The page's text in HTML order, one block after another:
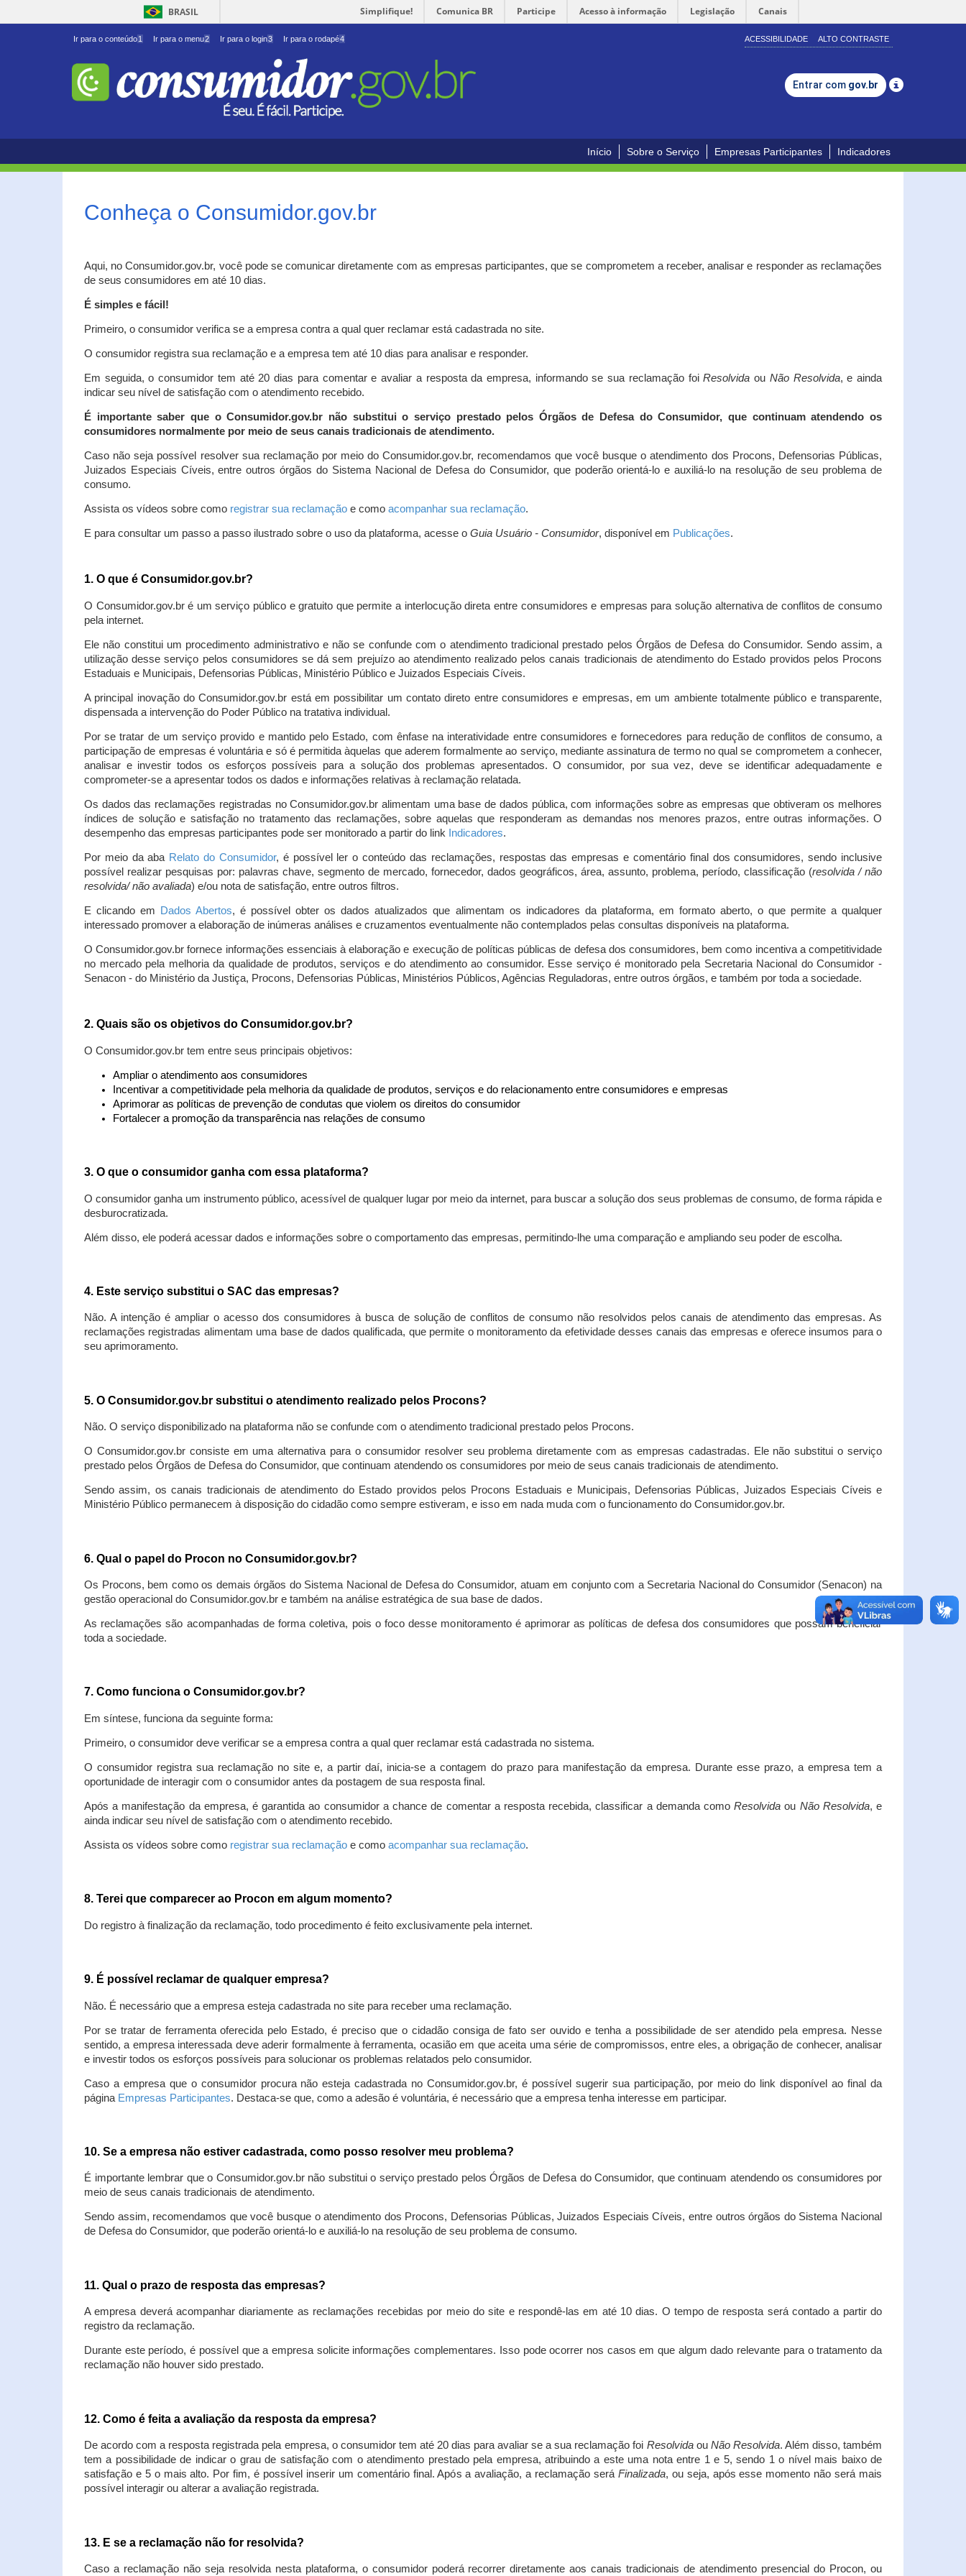
BRASIL Simplifique! Comunica BR Participe Acesso à informação Legislação Canais
Ir para o conteúdo1 Ir para o menu2 Ir para o login3 Ir para o rodapé4 ACESSIBILIDADE ALTO CONTRASTE
Entrar com gov.br
Início Sobre o Serviço Empresas Participantes Indicadores
Conheça o Consumidor.gov.br
Aqui, no Consumidor.gov.br, você pode se comunicar diretamente com as empresas participantes, que se comprometem a receber, analisar e responder as reclamações
de seus consumidores em até 10 dias.
É simples e fácil!
Primeiro, o consumidor verifica se a empresa contra a qual quer reclamar está cadastrada no site.
O consumidor registra sua reclamação e a empresa tem até 10 dias para analisar e responder.
Em seguida, o consumidor tem até 20 dias para comentar e avaliar a resposta da empresa, informando se sua reclamação foiResolvida ou Não Resolvida, e ainda
indicar seu nível de satisfação com o atendimento recebido.
É importante saber que o Consumidor.gov.br não substitui o serviço prestado pelos Órgãos de Defesa do Consumidor, que continuam atendendo os
consumidores normalmente por meio de seus canais tradicionais de atendimento.
Caso não seja possível resolver sua reclamação por meio do Consumidor.gov.br, recomendamos que você busque o atendimento dos Procons, Defensorias Públicas,
Juizados Especiais Cíveis, entre outros órgãos do Sistema Nacional de Defesa do Consumidor, que poderão orientá-lo e auxiliá-lo na resolução de seu problema de
consumo.
Assista os vídeos sobre como registrar sua reclamação e como acompanhar sua reclamação.
E para consultar um passo a passo ilustrado sobre o uso da plataforma, acesse o Guia Usuário - Consumidor, disponível em Publicações.
1. O que é Consumidor.gov.br?
O Consumidor.gov.br é um serviço público e gratuito que permite a interlocução direta entre consumidores e empresas para solução alternativa de conflitos de consumo
pela internet.
Ele não constitui um procedimento administrativo e não se confunde com o atendimento tradicional prestado pelos Órgãos de Defesa do Consumidor. Sendo assim, a
utilização desse serviço pelos consumidores se dá sem prejuízo ao atendimento realizado pelos canais tradicionais de atendimento do Estado providos pelos Procons
Estaduais e Municipais, Defensorias Públicas, Ministério Público e Juizados Especiais Cíveis.
A principal inovação do Consumidor.gov.br está em possibilitar um contato direto entre consumidores e empresas, em um ambiente totalmente público e transparente,
dispensada a intervenção do Poder Público na tratativa individual.
Por se tratar de um serviço provido e mantido pelo Estado, com ênfase na interatividade entre consumidores e fornecedores para redução de conflitos de consumo, a
participação de empresas é voluntária e só é permitida àquelas que aderem formalmente ao serviço, mediante assinatura de termo no qual se comprometem a conhecer,
analisar e investir todos os esforços possíveis para a solução dos problemas apresentados. O consumidor, por sua vez, deve se identificar adequadamente e
comprometer-se a apresentar todos os dados e informações relativas à reclamação relatada.
Os dados das reclamações registradas no Consumidor.gov.br alimentam uma base de dados pública, com informações sobre as empresas que obtiveram os melhores
índices de solução e satisfação no tratamento das reclamações, sobre aquelas que responderam as demandas nos menores prazos, entre outras informações. O
desempenho das empresas participantes pode ser monitorado a partir do link
Indicadores.
Por meio da aba Relato do Consumidor, é possível ler o conteúdo das reclamações, respostas das empresas e comentário final dos consumidores, sendo inclusive
possível realizar pesquisas por: palavras chave, segmento de mercado, fornecedor, dados geográficos, área, assunto, problema, período, classificação (resolvida / não
resolvida/ não avaliada) e/ou nota de satisfação, entre outros filtros.
E clicando em Dados Abertos, é possível obter os dados atualizados que alimentam os indicadores da plataforma, em formato aberto, o que permite a qualquer
interessado promover a elaboração de inúmeras análises e cruzamentos eventualmente não contemplados pelas consultas disponíveis na plataforma.
O Consumidor.gov.br fornece informações essenciais à elaboração e execução de políticas públicas de defesa dos consumidores, bem como incentiva a competitividade
no mercado pela melhoria da qualidade de produtos, serviços e do atendimento ao consumidor. Esse serviço é monitorado pela Secretaria Nacional do Consumidor -
Senacon - do Ministério da Justiça, Procons, Defensorias Públicas, Ministérios Públicos, Agências Reguladoras, entre outros órgãos, e também por toda a sociedade.
2. Quais são os objetivos do Consumidor.gov.br?
O Consumidor.gov.br tem entre seus principais objetivos:
Ampliar o atendimento aos consumidores
Incentivar a competitividade pela melhoria da qualidade de produtos, serviços e do relacionamento entre consumidores e empresas
Aprimorar as políticas de prevenção de condutas que violem os direitos do consumidor
Fortalecer a promoção da transparência nas relações de consumo
3. O que o consumidor ganha com essa plataforma?
O consumidor ganha um instrumento público, acessível de qualquer lugar por meio da internet, para buscar a solução dos seus problemas de consumo, de forma rápida e
desburocratizada.
Além disso, ele poderá acessar dados e informações sobre o comportamento das empresas, permitindo-lhe uma comparação e ampliando seu poder de escolha.
4. Este serviço substitui o SAC das empresas?
Não. A intenção é ampliar o acesso dos consumidores à busca de solução de conflitos de consumo não resolvidos pelos canais de atendimento das empresas. As
reclamações registradas alimentam uma base de dados qualificada, que permite o monitoramento da efetividade desses canais das empresas e oferece insumos para o
seu aprimoramento.
5. O Consumidor.gov.br substitui o atendimento realizado pelos Procons?
Não. O serviço disponibilizado na plataforma não se confunde com o atendimento tradicional prestado pelos Procons.
O Consumidor.gov.br consiste em uma alternativa para o consumidor resolver seu problema diretamente com as empresas cadastradas. Ele não substitui o serviço
prestado pelos Órgãos de Defesa do Consumidor, que continuam atendendo os consumidores por meio de seus canais tradicionais de atendimento.
Sendo assim, os canais tradicionais de atendimento do Estado providos pelos Procons Estaduais e Municipais, Defensorias Públicas, Juizados Especiais Cíveis e
Ministério Público permanecem à disposição do cidadão como sempre estiveram, e isso em nada muda com o funcionamento do Consumidor.gov.br.
6. Qual o papel do Procon no Consumidor.gov.br?
Os Procons, bem como os demais órgãos do Sistema Nacional de Defesa do Consumidor, atuam em conjunto com a Secretaria Nacional do Consumidor (Senacon) na
gestão operacional do Consumidor.gov.br e também na análise estratégica de sua base de dados.
As reclamações são acompanhadas de forma coletiva, pois o foco desse monitoramento é aprimorar as políticas de defesa dos consumidores que possam beneficiar
toda a sociedade.
7. Como funciona o Consumidor.gov.br?
Em síntese, funciona da seguinte forma:
Primeiro, o consumidor deve verificar se a empresa contra a qual quer reclamar está cadastrada no sistema.
O consumidor registra sua reclamação no site e, a partir daí, inicia-se a contagem do prazo para manifestação da empresa. Durante esse prazo, a empresa tem a
oportunidade de interagir com o consumidor antes da postagem de sua resposta final.
Após a manifestação da empresa, é garantida ao consumidor a chance de comentar a resposta recebida, classificar a demanda comoResolvida ou Não Resolvida, e
ainda indicar seu nível de satisfação com o atendimento recebido.
Assista os vídeos sobre como registrar sua reclamação e como acompanhar sua reclamação.
8. Terei que comparecer ao Procon em algum momento?
Do registro à finalização da reclamação, todo procedimento é feito exclusivamente pela internet.
9. É possível reclamar de qualquer empresa?
Não. É necessário que a empresa esteja cadastrada no site para receber uma reclamação.
Por se tratar de ferramenta oferecida pelo Estado, é preciso que o cidadão consiga de fato ser ouvido e tenha a possibilidade de ser atendido pela empresa. Nesse
sentido, a empresa interessada deve aderir formalmente à ferramenta, ocasião em que aceita uma série de compromissos, entre eles, a obrigação de conhecer, analisar
e investir todos os esforços possíveis para solucionar os problemas relatados pelo consumidor.
Caso a empresa que o consumidor procura não esteja cadastrada no Consumidor.gov.br, é possível sugerir sua participação, por meio do link disponível ao final da
página Empresas Participantes. Destaca-se que, como a adesão é voluntária, é necessário que a empresa tenha interesse em participar.
10. Se a empresa não estiver cadastrada, como posso resolver meu problema?
É importante lembrar que o Consumidor.gov.br não substitui o serviço prestado pelos Órgãos de Defesa do Consumidor, que continuam atendendo os consumidores por
meio de seus canais tradicionais de atendimento.
Sendo assim, recomendamos que você busque o atendimento dos Procons, Defensorias Públicas, Juizados Especiais Cíveis, entre outros órgãos do Sistema Nacional
de Defesa do Consumidor, que poderão orientá-lo e auxiliá-lo na resolução de seu problema de consumo.
11. Qual o prazo de resposta das empresas?
A empresa deverá acompanhar diariamente as reclamações recebidas por meio do site e respondê-las em até 10 dias. O tempo de resposta será contado a partir do
registro da reclamação.
Durante este período, é possível que a empresa solicite informações complementares. Isso pode ocorrer nos casos em que algum dado relevante para o tratamento da
reclamação não houver sido prestado.
12. Como é feita a avaliação da resposta da empresa?
De acordo com a resposta registrada pela empresa, o consumidor tem até 20 dias para avaliar se a sua reclamação foi Resolvidaou Não Resolvida. Além disso, também
tem a possibilidade de indicar o grau de satisfação com o atendimento prestado pela empresa, atribuindo a este uma nota entre 1 e 5, sendo 1 o nível mais baixo de
satisfação e 5 o mais alto. Por fim, é possível inserir um comentário final. Após a avaliação, a reclamação será Finalizada, ou seja, após esse momento não será mais
possível interagir ou alterar a avaliação registrada.
13. E se a reclamação não for resolvida?
Caso a reclamação não seja resolvida nesta plataforma, o consumidor poderá recorrer diretamente aos canais tradicionais de atendimento presencial do Procon, ou